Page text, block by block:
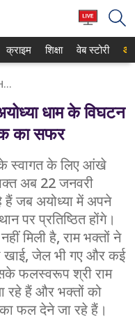
क्राइम शिक्षा वेब स्टोरी
RAM AARAHE HAIN: अयोध्या धाम के विघटन से लेकर अयोध्या धाम बनने तक का सफर
धाम के विघटन
का सफर
के स्वागत के लिए आंखे
अब 22 जनवरी
जब अयोध्या में अपने
पर प्रतिष्ठित होंगे।
मिली है, राम भक्तों ने
खाई, जेल भी गए और कई
फलस्वरूप श्री राम
रहे हैं और भक्तों को
फल देने जा रहे हैं।